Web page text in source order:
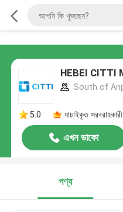
HEBEI CITTI
South of
5.0 যাচাইকৃত সরবরাহকারী
এখন ডাকো
পণ্য